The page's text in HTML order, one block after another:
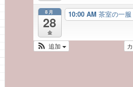
8月
28
金
10:00 AM 茶室の一服
追加